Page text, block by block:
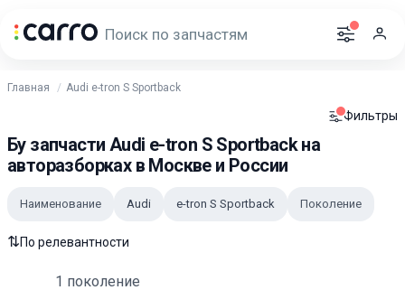
Главная Audi e-tron S Sportback
Фильтры
Бу запчасти Audi e-tron S Sportback на
авторазборках в Москве и России
Наименование Audi e-tron S Sportback Поколение
⇅По релевантности
1 поколение